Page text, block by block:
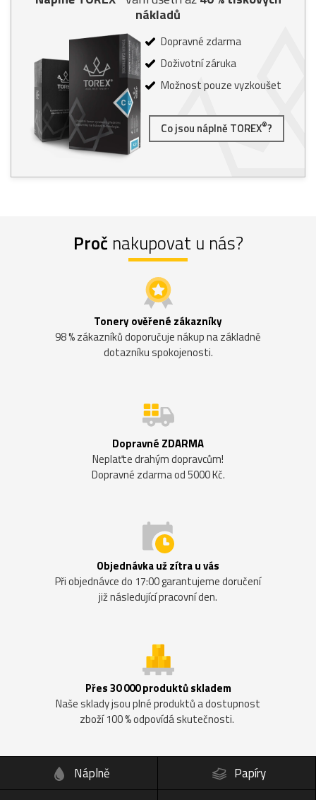
nákladů
Dopravné zdarma
Doživotní záruka
Možnost pouze vyzkoušet
Co jsou náplně TOREX®?
Proč nakupovat u nás?
Tonery ověřené zákazníky
98 % zákazníků doporučuje nákup na základně
dotazníku spokojenosti.
Dopravné ZDARMA
Neplaťte drahým dopravcům!
Dopravné zdarma od 5000 Kč.
Objednávka už zítra u vás
Při objednávce do 17:00 garantujeme doručení
již následující pracovní den.
Přes 30 000 produktů skladem
Naše sklady jsou plné produktů a dostupnost
zboží 100 % odpovídá skutečnosti.
Náplně
Papíry